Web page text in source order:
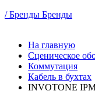
/ Бренды Бренды
На главную
Сценическое
Коммутация
Кабель в бухтах
INVOTONE